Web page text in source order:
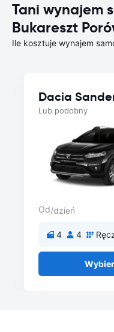
Tani wynajem
Bukareszt
Ile kosztuje wynajem
Lub podobny
Od/dzień
4 4